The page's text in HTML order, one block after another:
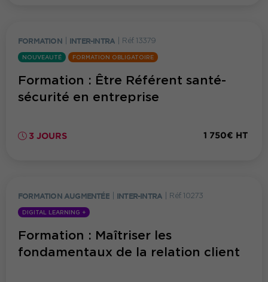
FORMATION INTER-INTRA Réf. 13379
NOUVEAUTÉ FORMATION OBLIGATOIRE
Formation : Être Référent santé-
sécurité en entreprise
3 JOURS 1 750€ HT
FORMATION AUGMENTÉE INTER-INTRA Réf. 10273
DIGITAL LEARNING +
Formation : Maîtriser les
fondamentaux de la relation client